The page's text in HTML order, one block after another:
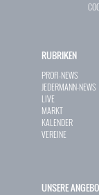
RUBRIKEN
PROFI-NEWS
JEDERMANN-NEWS
LIVE
MARKT
KALENDER
VEREINE
UNSERE